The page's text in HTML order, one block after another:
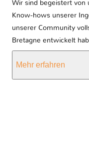
Wir sind begeistert von
Know-hows unserer
unserer Community
Bretagne entwickelt
Mehr erfahren